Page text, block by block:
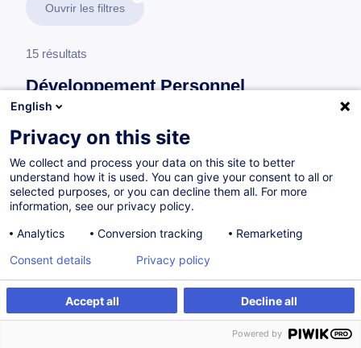
Ouvrir les filtres
15 résultats
Développement Personnel
Consultez toute l'offreDéveloppement
Personnel ici.
Leadership et Management
L’évaluation et le développement des
compétences
English
Privacy on this site
We collect and process your data on this site to better
understand how it is used. You can give your consent to all or
selected purposes, or you can decline them all. For more
information, see our privacy policy.
Analytics
Conversion tracking Remarketing
Accept all Decline all
Consent details Privacy policy
Powered by